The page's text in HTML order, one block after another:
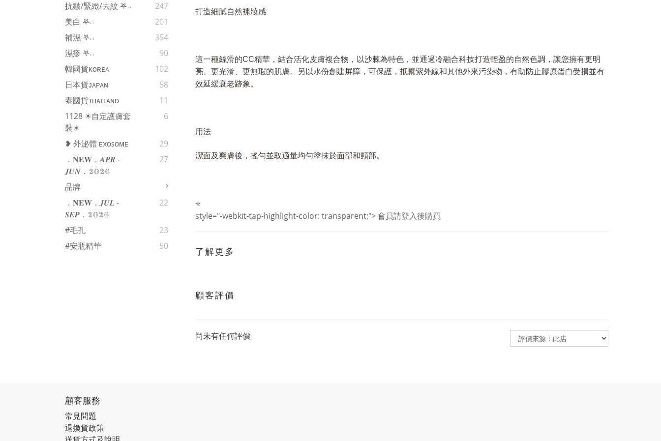
抗皺/緊緻/去紋 𖤐˒˒‪‪
247
美白 𖤐˒˒‪‪
201
補濕 𖤐˒˒‪‪
354
濕疹 𖤐˒˒‪‪
90
韓國貨ᴋᴏʀᴇᴀ
102
日本貨ᴊᴀᴘᴀɴ
58
泰國貨ᴛʜᴀɪʟᴀɴᴅ
11
1128 ☀自定護膚套
裝☀
6
❥ 外泌體 ᴇxᴏꜱᴏᴍᴇ
29
．𝐍𝐄𝐖．𝑨𝑷𝑹 -
𝑱𝑼𝑵．𝟚𝟘𝟚𝟞
27
品牌
．𝐍𝐄𝐖．𝑱𝑼𝑳 -
𝑺𝑬𝑷．𝟚𝟘𝟚𝟞
22
#毛孔
23
#安瓶精華
50
打造細膩自然裸妝感
這一種絲滑的CC精華，結合活化皮膚複合物，以沙棘為特色，並通過冷融合科技打造輕盈的自然色調，讓您擁有更明
亮、更光滑、更無瑕的肌膚。另以水份創建屏障，可保護，抵禦紫外線和其他外來污染物，有助防止膠原蛋白受損並有
效延緩衰老跡象。
用法
潔面及爽膚後，搖勻並取適量均勻塗抹於面部和頸部。
⭐️
style="-webkit-tap-highlight-color: transparent;"> 會員請登入後購買
了解更多
顧客評價
尚未有任何評價
顧客服務
常見問題
退換貨政策